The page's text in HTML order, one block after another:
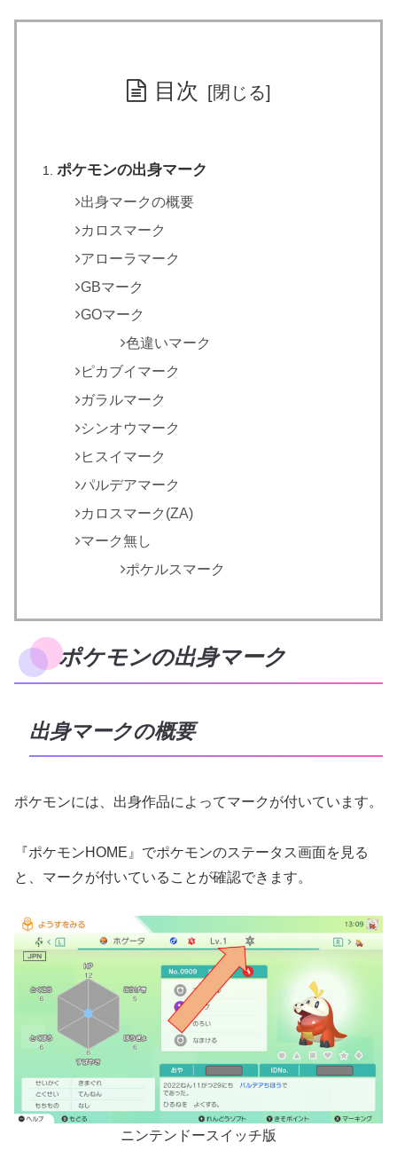
目次
ポケモンの出身マーク
出身マークの概要
カロスマーク
アローラマーク
GBマーク
GOマーク
色違いマーク
ピカブイマーク
ガラルマーク
シンオウマーク
ヒスイマーク
パルデアマーク
カロスマーク(ZA)
マーク無し
ポケルスマーク
ポケモンの出身マーク
出身マークの概要
ポケモンには、出身作品によってマークが付いています。
『ポケモンHOME』でポケモンのステータス画面を見る
と、マークが付いていることが確認できます。
ニンテンドースイッチ版